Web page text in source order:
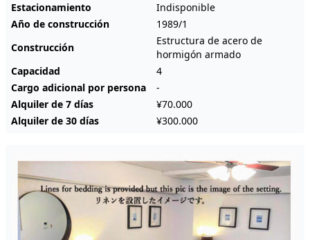
Estacionamiento
Indisponible
Año de construcción
1989/1
Construcción
Estructura de acero de
hormigón armado
Capacidad
4
Cargo adicional por persona
-
Alquiler de 7 días
¥70.000
Alquiler de 30 días
¥300.000